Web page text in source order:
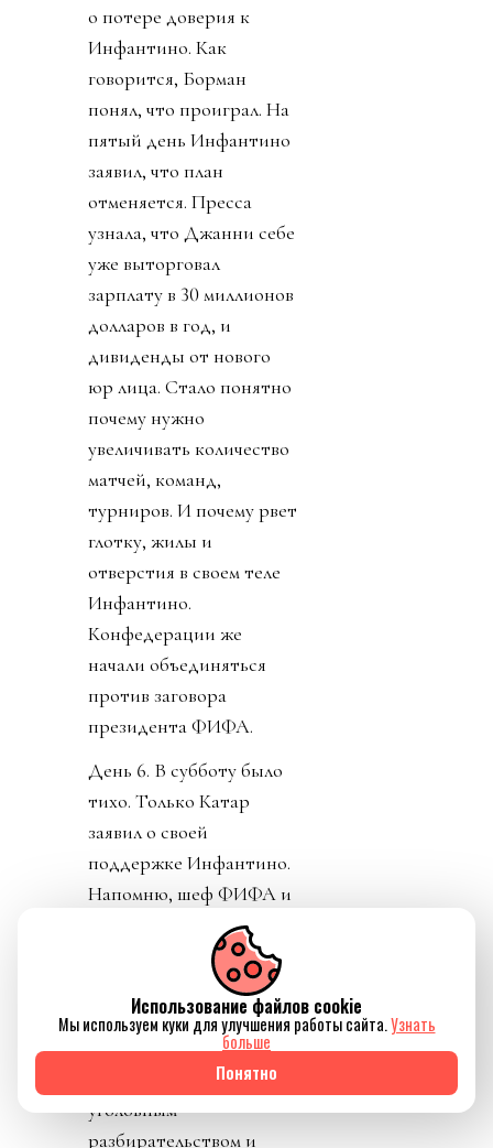
о потере доверия к
Инфантино. Как
говорится, Борман
понял, что проиграл. На
пятый день Инфантино
заявил, что план
отменяется. Пресса
узнала, что Джанни себе
уже выторговал
зарплату в 30 миллионов
долларов в год, и
дивиденды от нового
юр лица. Стало понятно
почему нужно
увеличивать количество
матчей, команд,
турниров. И почему рвет
глотку, жилы и
отверстия в своем теле
Инфантино.
Конфедерации же
начали объединяться
против заговора
президента ФИФА.
День 6. В субботу было
тихо. Только Катар
заявил о своей
поддержке Инфантино.
Напомню, шеф ФИФА и
чемпионат у них провел,
и на их джете летал по
всему свету, и лично
регулярно летал делать
«ку» правителям Катара.
УЕФА пригрозило
уголовным
разбирательством и
Использование файлов cookie
Мы используем куки для улучшения работы сайта.Узнать
больше
Понятно